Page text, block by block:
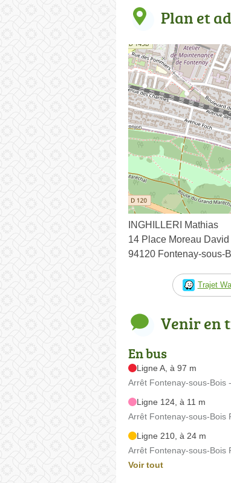
Plan et
INGHILLERI Mathias
14 Place Moreau David
94120 Fontenay-sous-
Trajet
Venir en
En bus
Ligne A, à 97 m
Arrêt Fontenay-sous-Bois
Ligne 124, à 11 m
Arrêt Fontenay-sous-Bois
Ligne 210, à 24 m
Arrêt Fontenay-sous-Bois
Voir tout